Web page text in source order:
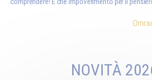
NOVITÀ